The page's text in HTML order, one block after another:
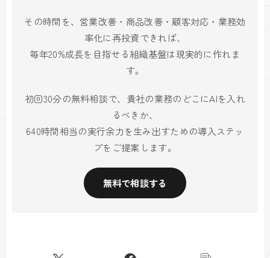
その時間を、営業改善・商品改善・顧客対応・業務効
率化に再投資できれば、
毎年20%成長を目指せる組織基盤は現実的に作れま
す。
初回30分の無料相談で、貴社の業務のどこにAIを入れ
るべきか、
640時間相当の実行余力を生み出すための導入ステッ
プをご提案します。
無料で相談する